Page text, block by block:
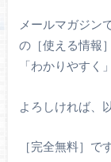
メールマガジン
の［使える情報
「わかりやすく
よろしければ、
［完全無料］で